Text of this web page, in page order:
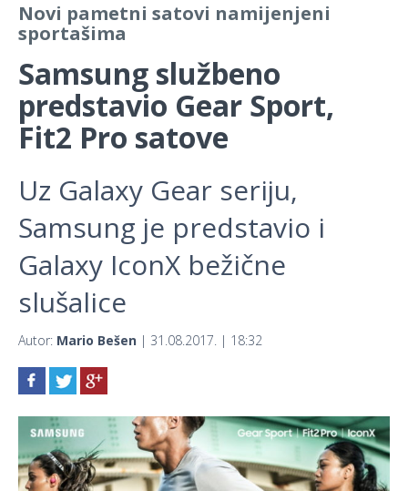
Novi pametni satovi namijenjeni
sportašima
Samsung službeno
predstavio Gear Sport,
Fit2 Pro satove
Uz Galaxy Gear seriju,
Samsung je predstavio i
Galaxy IconX bežične
slušalice
Autor: Mario Bešen | 31.08.2017. | 18:32